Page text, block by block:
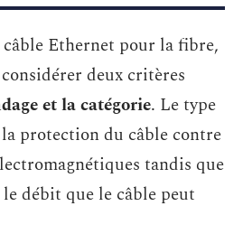
Ethernet pour la fibre,
deux critères
et la catégorie. Le type
protection du câble contre
tandis que
débit que le câble peut